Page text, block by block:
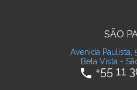
SÃO
Avenida Paulista,
Bela Vista -
phone +55 11